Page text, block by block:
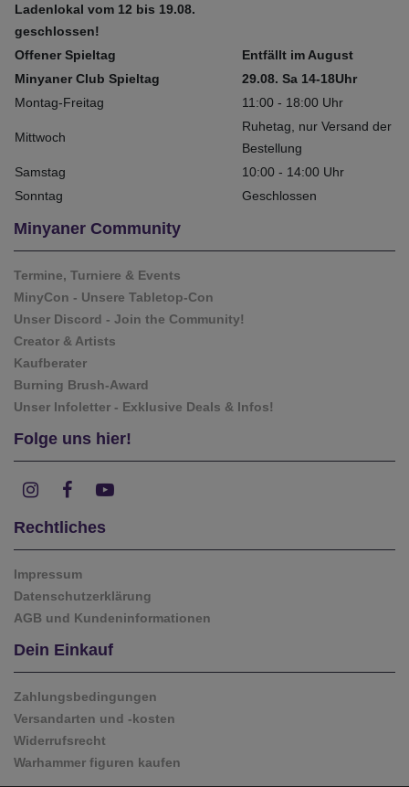
Ladenlokal vom 12 bis 19.08.
geschlossen!
Offener Spieltag
Entfällt im August
Minyaner Club Spieltag
29.08. Sa 14-18Uhr
Montag-Freitag
11:00 - 18:00 Uhr
Mittwoch
Ruhetag, nur Versand der
Bestellung
Samstag
10:00 - 14:00 Uhr
Sonntag
Geschlossen
Minyaner Community
Termine, Turniere & Events
MinyCon - Unsere Tabletop-Con
Unser Discord - Join the Community!
Creator & Artists
Kaufberater
Burning Brush-Award
Unser Infoletter - Exklusive Deals & Infos!
Folge uns hier!
Rechtliches
Impressum
Datenschutzerklärung
AGB und Kundeninformationen
Dein Einkauf
Zahlungsbedingungen
Versandarten und -kosten
Widerrufsrecht
Warhammer figuren kaufen